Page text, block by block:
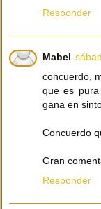
Responder
Mabel
concuerdo,
que es
gana en
Concuerdo
Gran
Responder